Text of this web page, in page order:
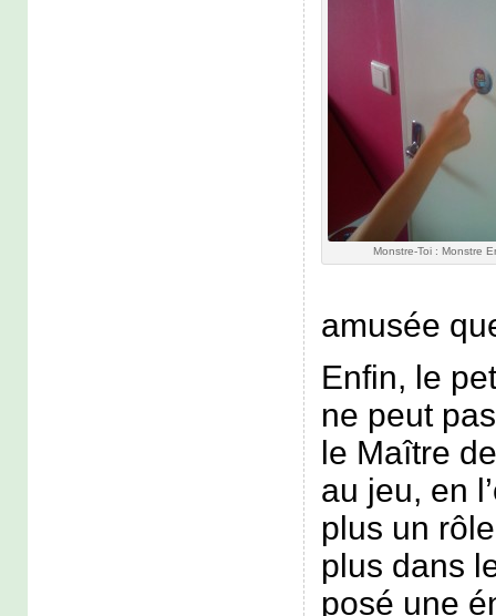
Monstre-Toi : Monstre
amusée
Enfin, le
ne peut
le Maître
au jeu, en
plus un
plus dans
posé une